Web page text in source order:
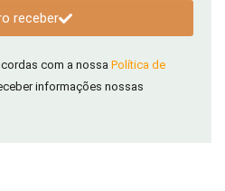
receber
com a nossa Política de
informações nossas